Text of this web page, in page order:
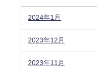
2024年1月
2023年12月
2023年11月